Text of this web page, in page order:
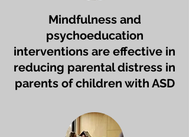
Mindfulness and
psychoeducation
interventions are effective in
reducing parental distress in
parents of children with ASD